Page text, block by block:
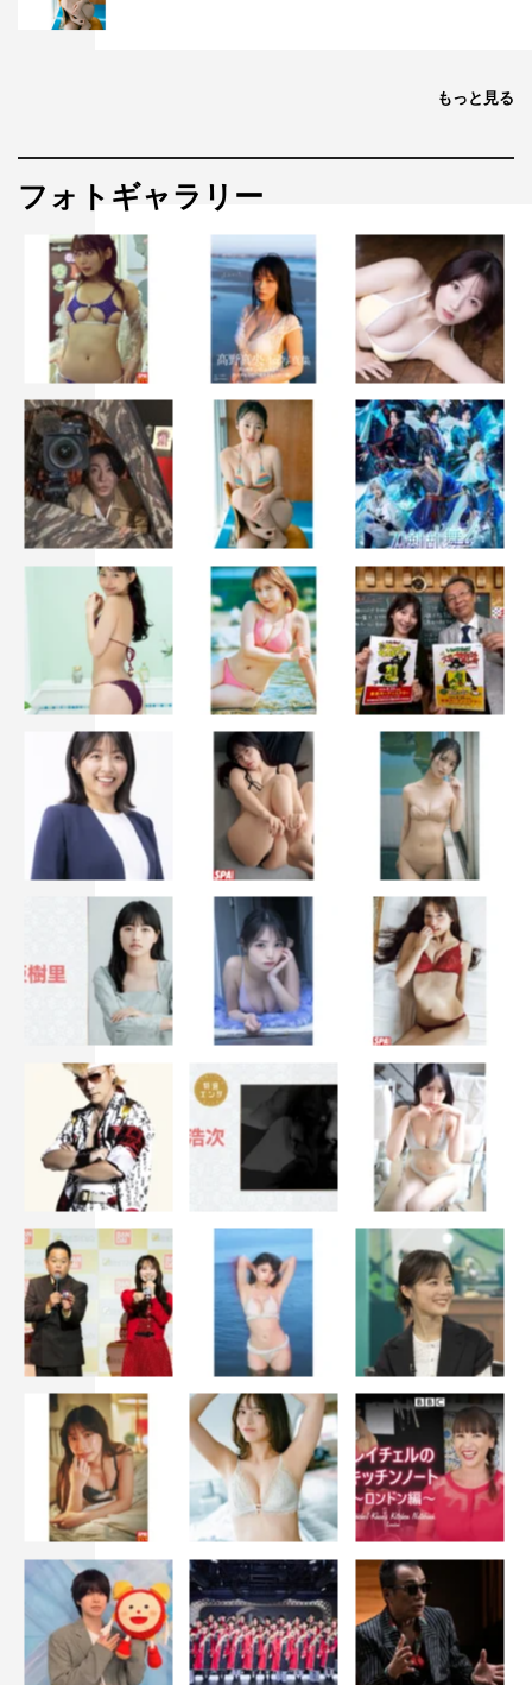
もっと見る
フォトギャラリー